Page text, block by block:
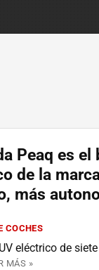
Peaq es
de la
más
COCHES
eléctrico de
MÁS »